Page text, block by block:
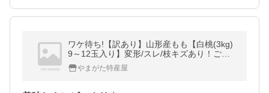
ワケ待ち!【訳あり】山形産もも【白桃(3kg)
9～12玉入り】変形/スレ/枝キズあり！ご自
宅用に大特価【送料無料】
やまがた特産屋